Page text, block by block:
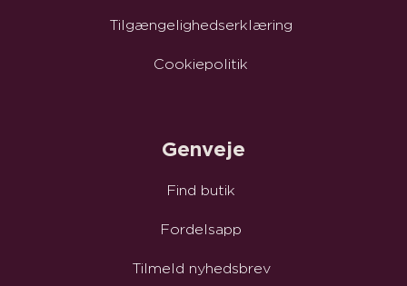
Tilgængelighedserklæring
Cookiepolitik
Genveje
Find butik
Fordelsapp
Tilmeld nyhedsbrev